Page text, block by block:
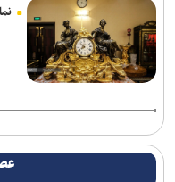
قرار گرفت
رویترز: موافقت آمریکا با
خلیج‌فارس
حشد شعبی تحرکات
اسلامی: پیشرفت علمی و